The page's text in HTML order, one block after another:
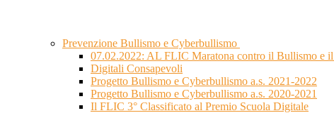
Prevenzione Bullismo e Cyberbullismo
07.02.2022: AL FLIC Maratona contro il Bullismo e
Digitali Consapevoli
Progetto Bullismo e Cyberbullismo a.s. 2021-2022
Progetto Bullismo e Cyberbullismo a.s. 2020-2021
Il FLIC 3° Classificato al Premio Scuola Digitale